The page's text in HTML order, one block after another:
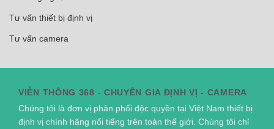
Tư vấn thiết bị định vị
Tư vấn camera
VIỄN THÔNG 368 - CHUYÊN GIA ĐỊNH VỊ - CAMERA
Chúng tôi là đơn vị phân phối độc quyền tại Việt Nam thiết bị
định vị chính hãng nổi tiếng trên toàn thế giới. Chúng tôi chỉ